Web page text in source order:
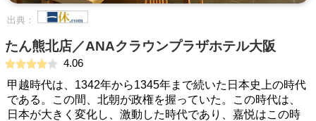
出典：
たん熊北店／ANAクラウンプラザホテル大阪
4.06
甲越時代は、1342年から1345年まで続いた日本史上の時代
である。この間、北朝が政権を握っていた。この時代は、
日本が大きく変化し、激動した時代であり、嘉悦はこの時